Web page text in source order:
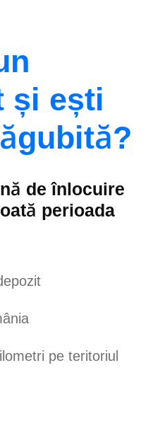
și ești
de înlocuire
perioada
pe teritoriul